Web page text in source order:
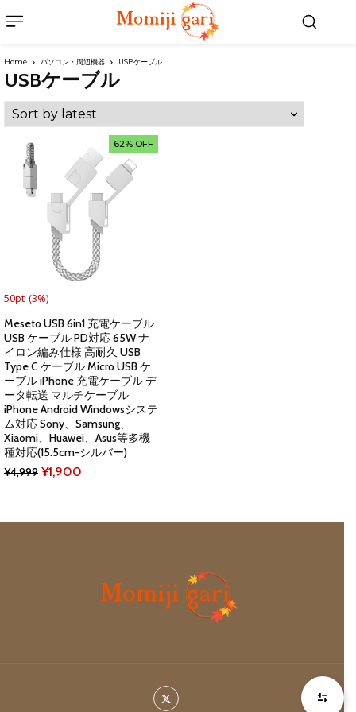
Home パソコン・周辺機器 USBケーブル
USBケーブル
62% OFF
50pt (3%)
Meseto USB 6in1 充電ケーブル
USB ケーブル PD対応 65W ナ
イロン編み仕様 高耐久 USB
Type C ケーブル Micro USB ケ
ーブル iPhone 充電ケーブル デ
ータ転送 マルチケーブル
iPhone Android Windowsシステ
ム対応 Sony、Samsung、
Xiaomi、Huawei、Asus等多機
種対応(15.5cm-シルバー)
¥4,999 Original
¥1,900